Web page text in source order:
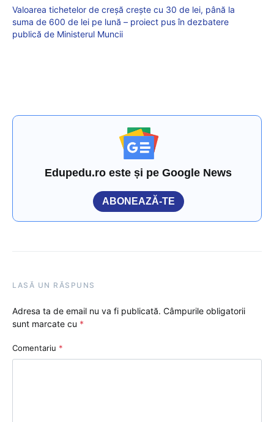
Valoarea tichetelor de creșă crește cu 30 de lei, până la
suma de 600 de lei pe lună – proiect pus în dezbatere
publică de Ministerul Muncii
Edupedu.ro este și pe Google News
ABONEAZĂ-TE
LASĂ UN RĂSPUNS
Adresa ta de email nu va fi publicată. Câmpurile obligatorii
sunt marcate cu *
Comentariu *